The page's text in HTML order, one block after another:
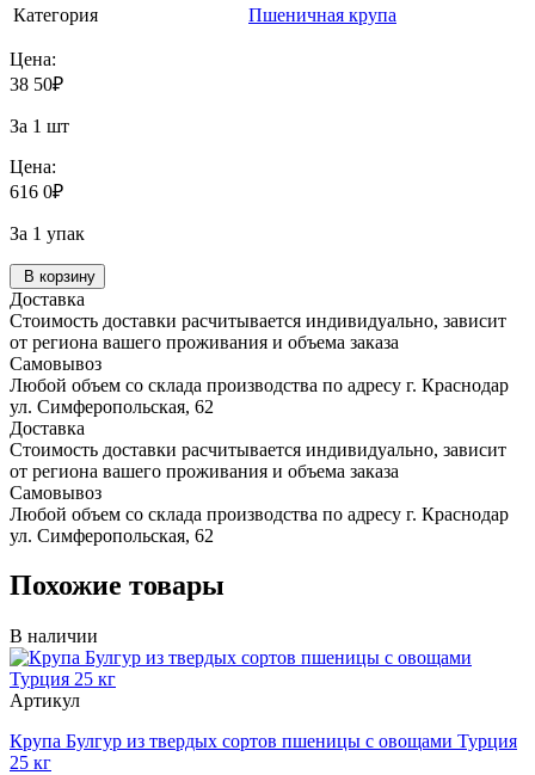
Категория
Пшеничная крупа
Цена:
38 50₽
За 1 шт
Цена:
616 0₽
За 1 упак
В корзину
Доставка
Стоимость доставки расчитывается индивидуально, зависит
от региона вашего проживания и объема заказа
Самовывоз
Любой объем со склада производства по адресу г. Краснодар
ул. Симферопольская, 62
Доставка
Стоимость доставки расчитывается индивидуально, зависит
от региона вашего проживания и объема заказа
Самовывоз
Любой объем со склада производства по адресу г. Краснодар
ул. Симферопольская, 62
Похожие товары
В наличии
Артикул
Крупа Булгур из твердых сортов пшеницы с овощами Турция
25 кг